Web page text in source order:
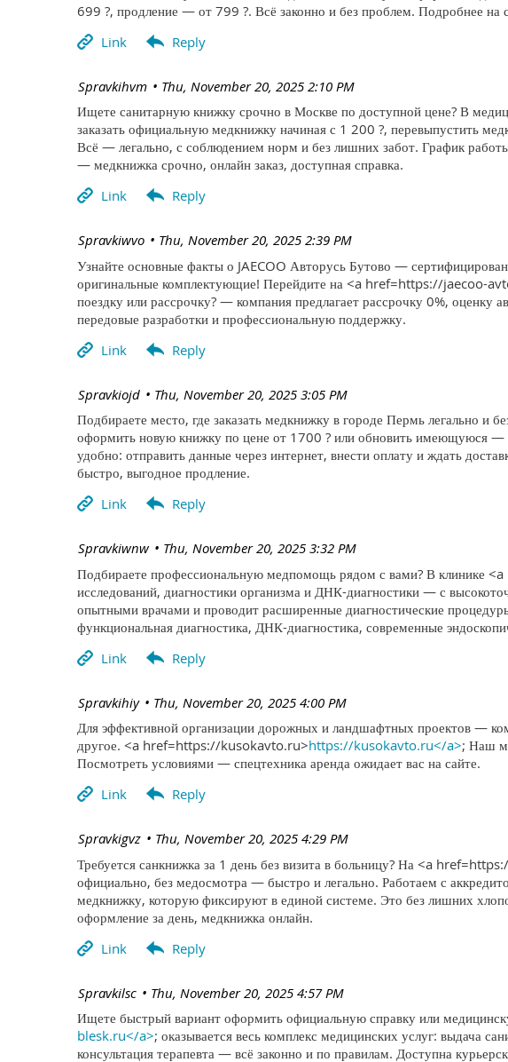
699 ?, продление — от 799 ?. Всё законно и без проблем. Подробнее
Thu, November 20, 2025 2:10 PM
| Spravkihvm
Ищете санитарную книжку срочно в Москве по доступной цене? В
заказать официальную медкнижку начиная с 1 200 ?, перевыпустить
Всё — легально, с соблюдением норм и без лишних забот. График
— медкнижка срочно, онлайн заказ, доступная справка.
Thu, November 20, 2025 2:39 PM
| Spravkiwvo
Узнайте основные факты о JAECOO Авторусь Бутово —
оригинальные комплектующие! Перейдите на <a href=https://jaecoo-
поездку или рассрочку? — компания предлагает рассрочку 0%,
передовые разработки и профессиональную поддержку.
Thu, November 20, 2025 3:05 PM
| Spravkiojd
Подбираете место, где заказать медкнижку в городе Пермь
оформить новую книжку по цене от 1700 ? или обновить имеющуюся —
удобно: отправить данные через интернет, внести оплату и ждать
быстро, выгодное продление.
Thu, November 20, 2025 3:32 PM
| Spravkiwnw
Подбираете профессиональную медпомощь рядом с вами? В клинике
исследований, диагностики организма и ДНК-диагностики — с
опытными врачами и проводит расширенные диагностические
функциональная диагностика, ДНК-диагностика, современные
Thu, November 20, 2025 4:00 PM
| Spravkihiy
Для эффективной организации дорожных и ландшафтных проектов —
другое. <a href=https://kusokavto.ru>https://kusokavto.ru</a>; Наш
Посмотреть условиями — спецтехника аренда ожидает вас на сайте.
Thu, November 20, 2025 4:29 PM
| Spravkigvz
Требуется санкнижка за 1 день без визита в больницу? На <a
официально, без медосмотра — быстро и легально. Работаем с
медкнижку, которую фиксируют в единой системе. Это без лишних
оформление за день, медкнижка онлайн.
Thu, November 20, 2025 4:57 PM
| Spravkilsc
Ищете быстрый вариант оформить официальную справку или
blesk.ru</a>; оказывается весь комплекс медицинских услуг: выдача
консультация терапевта — всё законно и по правилам. Доступна